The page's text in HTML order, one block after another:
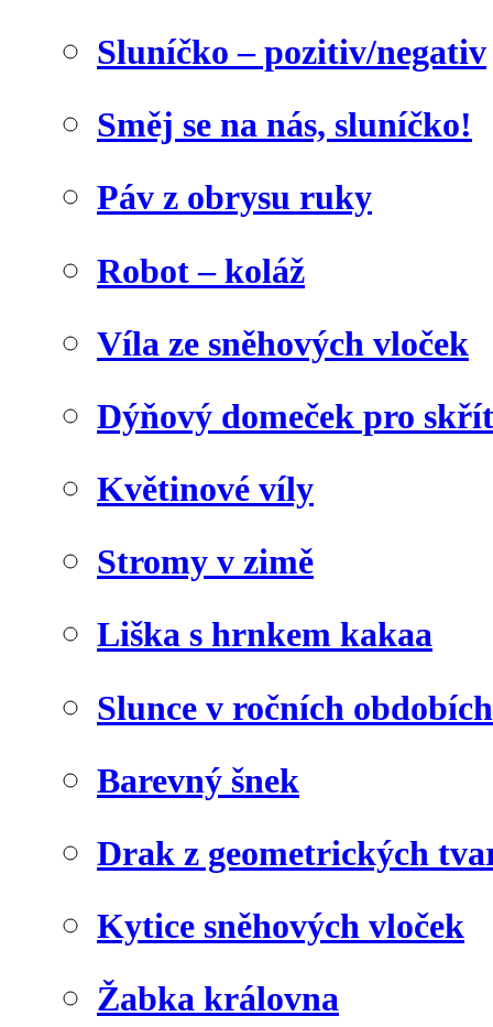
Sluníčko – pozitiv/negativ
Směj se na nás, sluníčko!
Páv z obrysu ruky
Robot – koláž
Víla ze sněhových vloček
Dýňový domeček pro
Květinové víly
Stromy v zimě
Liška s hrnkem kakaa
Slunce v ročních obdobích
Barevný šnek
Drak z geometrických
Kytice sněhových vloček
Žabka královna